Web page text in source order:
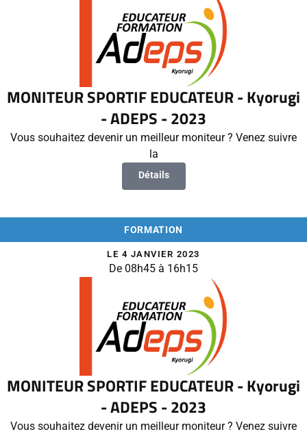
MONITEUR SPORTIF EDUCATEUR - Kyorugi
- ADEPS - 2023
Vous souhaitez devenir un meilleur moniteur ? Venez suivre
la
Détails
FORMATION
LE 4 JANVIER 2023
De 08h45 à 16h15
MONITEUR SPORTIF EDUCATEUR - Kyorugi
- ADEPS - 2023
Vous souhaitez devenir un meilleur moniteur ? Venez suivre